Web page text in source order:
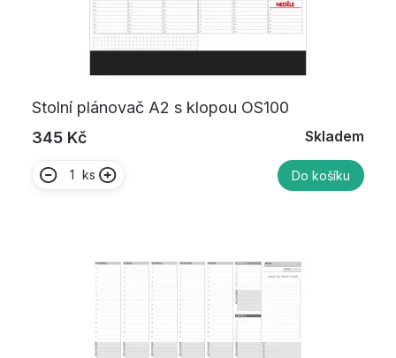
Stolní plánovač A2 s klopou OS100
345 Kč
Skladem
ks Do košíku